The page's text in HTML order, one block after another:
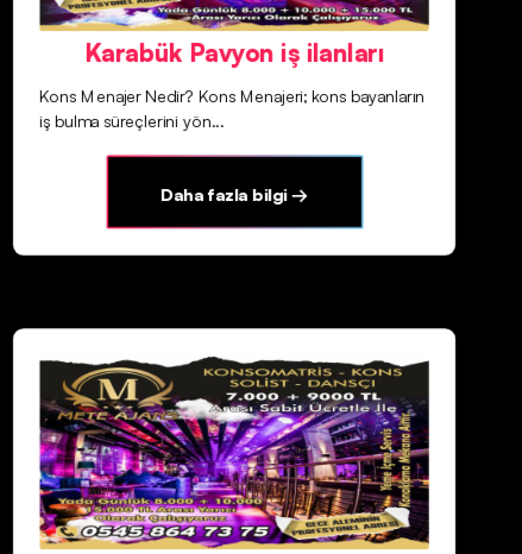
Karabük Pavyon iş ilanları
Kons Menajer Nedir? Kons Menajeri; kons bayanların
iş bulma süreçlerini yön...
Daha fazla bilgi →